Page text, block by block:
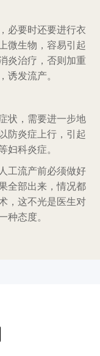
必要时还要进行衣
微生物，容易引起
炎治疗，否则加重
发流产。
状，需要进一步地
防炎症上行，引起
科炎症。
工流产前必须做好
全部出来，情况都
，这不光是医生对
态度。